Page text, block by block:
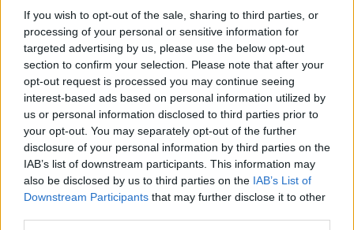
If you wish to opt-out of the sale, sharing to third parties, or
processing of your personal or sensitive information for
targeted advertising by us, please use the below opt-out
section to confirm your selection. Please note that after your
opt-out request is processed you may continue seeing
interest-based ads based on personal information utilized by
us or personal information disclosed to third parties prior to
your opt-out. You may separately opt-out of the further
disclosure of your personal information by third parties on the
IAB’s list of downstream participants. This information may
also be disclosed by us to third parties on the IAB’s List of
Downstream Participants that may further disclose it to other
σκοτώθηκαν σε τροχαίο - Το ΙΧ τους
συγκρούστηκε με φορτηγό
07.08.2026